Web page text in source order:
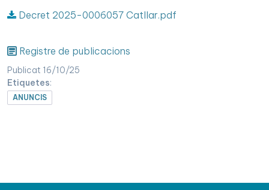
Decret 2025-0006057 Catllar.pdf
Registre de publicacions
Publicat 16/10/25
Etiquetes:
ANUNCIS